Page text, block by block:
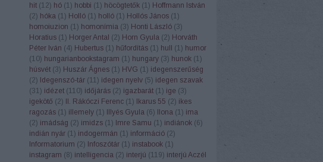
hit (12) hó (1 ) hobbi (1 ) höcögtetők (1 ) Hoffmann István
(2) hóka (1 ) Holló (1 ) holló (1 ) Hollós János (1 )
homoiuzion (1 ) homonímia (3) Honti László (3)
Horatius (1 ) Horger Antal (2) Horn Gyula (2) Horváth
Péter Iván (4) Hubertus (1 ) hűfordítás (1 ) hull (1 ) humor
(10) hungarianbookstagram (1 ) hungary (3) hunok (1 )
húsvét (3) Huszár Ágnes (1 ) HVG (1 ) idegenszerűség
(2) Idegenszó-tár (11 ) idegen nyelv (5) idegen szavak
(31 ) idézet (110) időjárás (2) igazbarát (1 ) ige (3)
igekötő (2) II. Rákóczi Ferenc (1 ) Ikarus 55 (2) ikes
ragozás (1 ) illemely (1 ) Illyés Gyula (6) Ilona (1 ) ima
(2) imádság (2) imidzs (1 ) Imre Samu (1 ) indiánok (6)
indián nyár (1 ) indogermán (1 ) információ (2)
Informatorium (2) Infoszótár (1 ) instabook (1 )
instagram (8) intelligencia (2) interjú (119) interjú Aczél